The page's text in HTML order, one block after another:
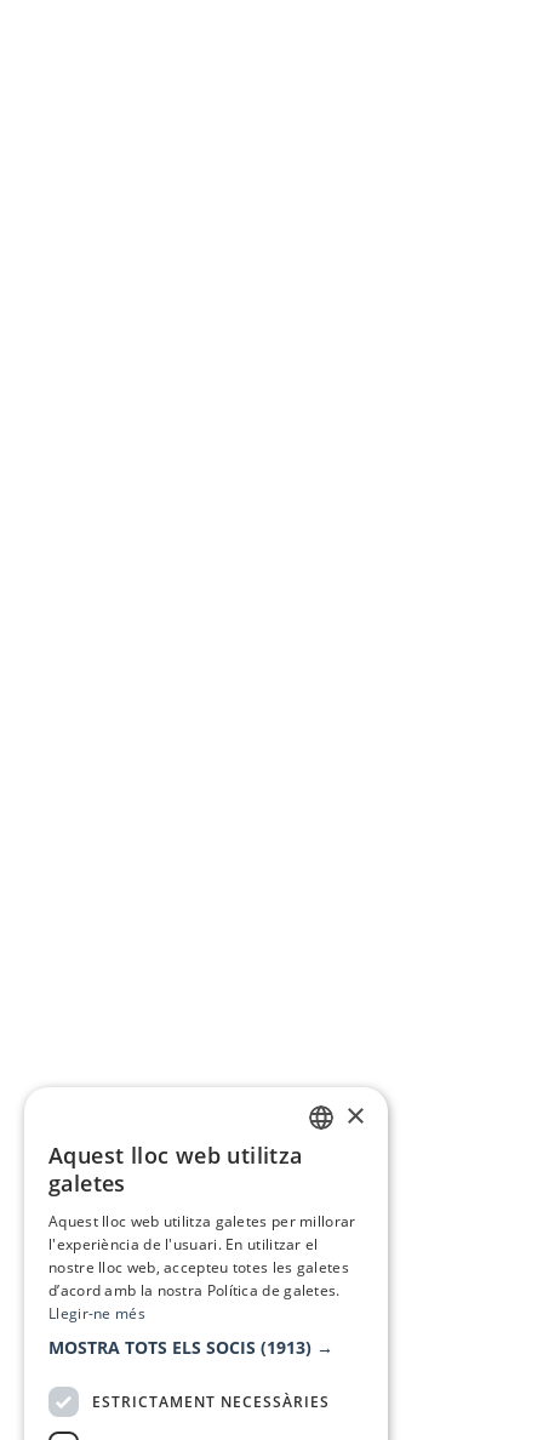
×
Aquest lloc web utilitza
galetes
Aquest lloc web utilitza galetes per millorar
l'experiència de l'usuari. En utilitzar el
nostre lloc web, accepteu totes les galetes
d’acord amb la nostra Política de galetes.
Llegir-ne més
MOSTRA TOTS ELS SOCIS (1913) →
ESTRICTAMENT NECESSÀRIES